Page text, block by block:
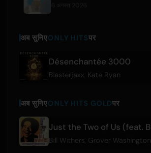
अब सुनिएONLY HITSपर
Désenchantée 3000
Blasterjaxx Kate Ryan
अब सुनिएONLY HITS GOLDपर
Bill Withers Grover Washington